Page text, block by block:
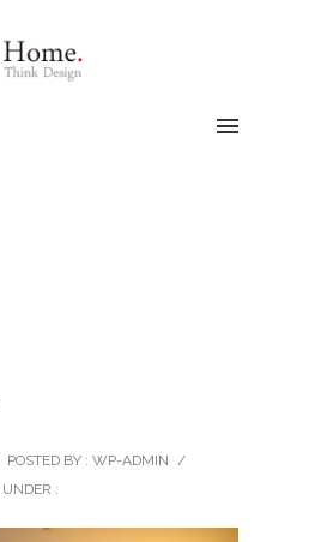
POSTED BY : WP-ADMIN /
UNDER :